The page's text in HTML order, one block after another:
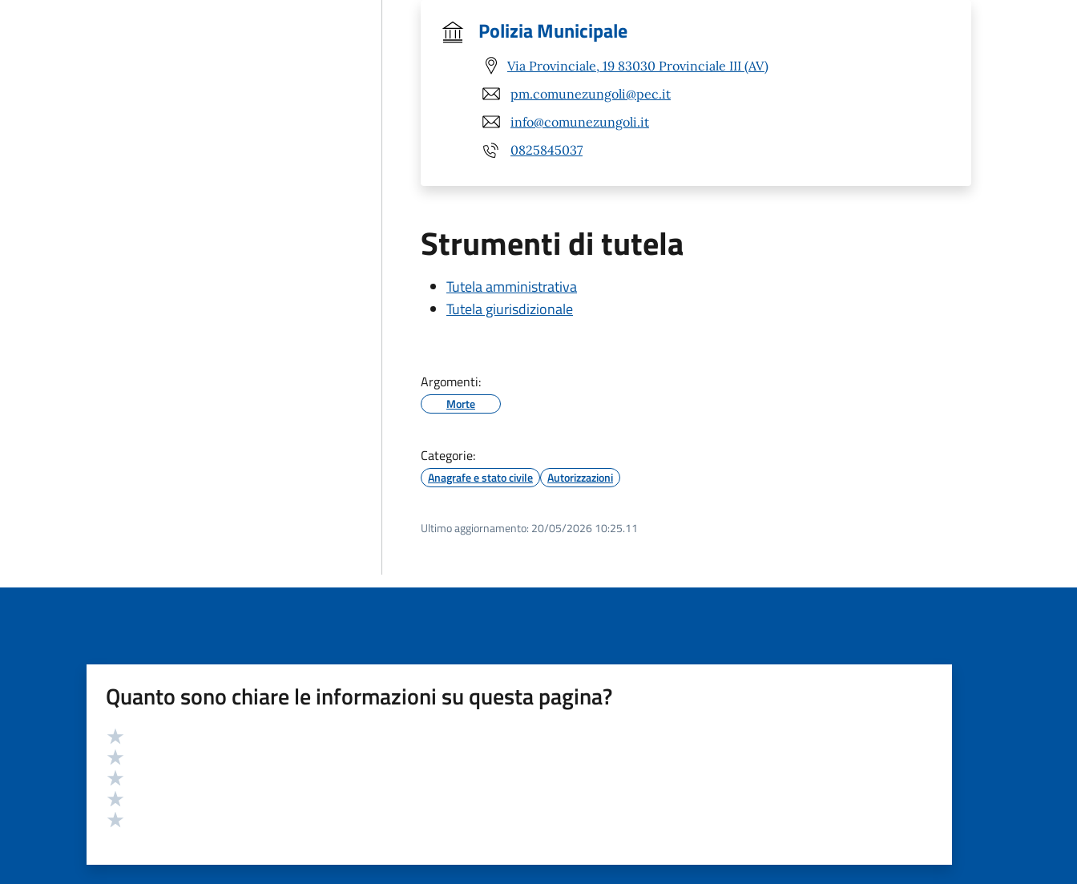
Polizia Municipale
Via Provinciale, 19 83030 Provinciale III (AV)
pm.comunezungoli@pec.it
info@comunezungoli.it
0825845037
Strumenti di tutela
Tutela amministrativa
Tutela giurisdizionale
Argomenti:
Morte
Categorie:
Anagrafe e stato civile Autorizzazioni
Ultimo aggiornamento: 20/05/2026 10:25.11
Quanto sono chiare le informazioni su questa pagina?
Valutazione